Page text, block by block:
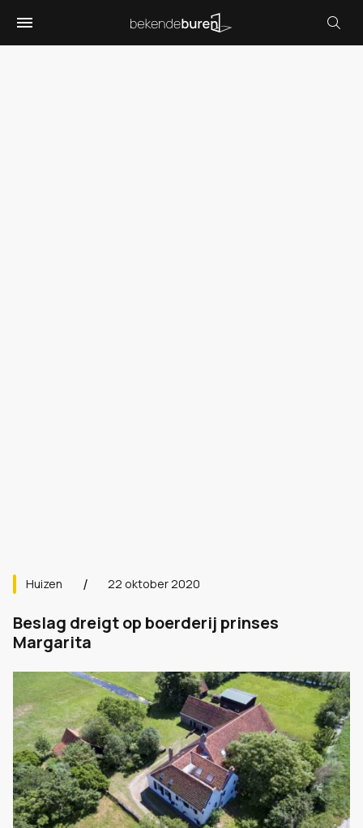
Huizen 22 oktober 2020
Beslag dreigt op boerderij prinses
Margarita